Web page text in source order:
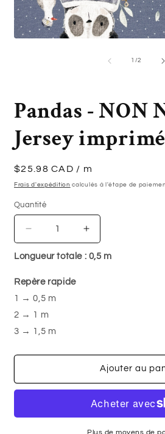
modale
1 /de
2
Pandas - NON
Jersey imprimé
Prix
habituel
$25.98 CAD / m
Frais d'expédition calculés à l'étape de
Quantité
Quantité
Réduire
la
quantité
Pandas
-
NON
OUI
Augmenter
la
quantité
Jersey
imprimé
Longueur totale : 0,5 m
Repère rapide
1 → 0,5 m
2 → 1 m
3 → 1,5 m
Ajouter au
Plus de moyens de